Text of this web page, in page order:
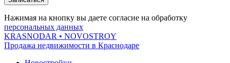
Нажимая на кнопку вы даете согласие на обработку
персональных данных
KRASNODAR • NOVOSTROY
Продажа недвижимости в Краснодаре